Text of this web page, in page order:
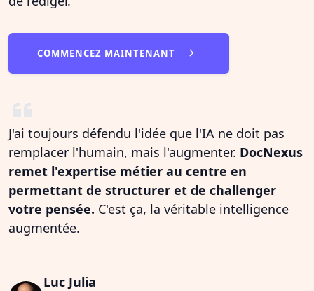
COMMENCEZ MAINTENANT
J'ai toujours défendu l'idée que l'IA ne doit pas
remplacer l'humain, mais l'augmenter. DocNexus
remet l'expertise métier au centre en
permettant de structurer et de challenger
votre pensée. C'est ça, la véritable intelligence
augmentée.
Luc Julia